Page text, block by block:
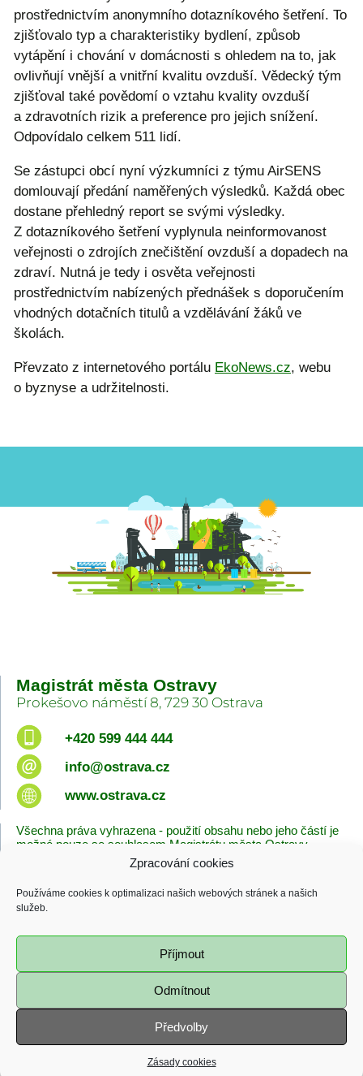
Zpracování cookies
Používáme cookies k optimalizaci našich webových stránek a našich
služeb.
Příjmout
Odmítnout
Předvolby
Zásady cookies
prostřednictvím anonymního dotazníkového šetření. To
zjišťovalo typ a charakteristiky bydlení, způsob
vytápění i chování v domácnosti s ohledem na to, jak
ovlivňují vnější a vnitřní kvalitu ovzduší. Vědecký tým
zjišťoval také povědomí o vztahu kvality ovzduší
a zdravotních rizik a preference pro jejich snížení.
Odpovídalo celkem 511 lidí.
Se zástupci obcí nyní výzkumníci z týmu AirSENS
domlouvají předání naměřených výsledků. Každá obec
dostane přehledný report se svými výsledky.
Z dotazníkového šetření vyplynula neinformovanost
veřejnosti o zdrojích znečištění ovzduší a dopadech na
zdraví. Nutná je tedy i osvěta veřejnosti
prostřednictvím nabízených přednášek s doporučením
vhodných dotačních titulů a vzdělávání žáků ve
školách.
Převzato z internetového portálu EkoNews.cz, webu
o byznyse a udržitelnosti.
Magistrát města Ostravy
Prokešovo náměstí 8, 729 30 Ostrava
+420 599 444 444
info@ostrava.cz
www.ostrava.cz
Všechna práva vyhrazena - použití obsahu nebo jeho částí je
možné pouze se souhlasem Magistrátu města Ostravy.
Poslední změna